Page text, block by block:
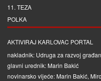
11. TEZA
POLKA
AKTIVIRAJ KARLOVAC PORTAL
nakladnik: Udruga za razvoj
glavni urednik: Marin Bakić
novinarsko vijeće: Marin Bakić,